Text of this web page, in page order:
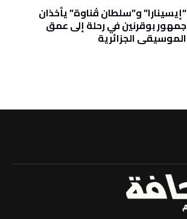
“إيسينارا” و”سلطان ڤناوة” يأخذان
جمهور بوقرنين في رحلة إلى عمق
الموسيقى الجزائرية